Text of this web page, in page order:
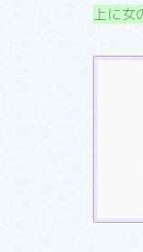
上に女